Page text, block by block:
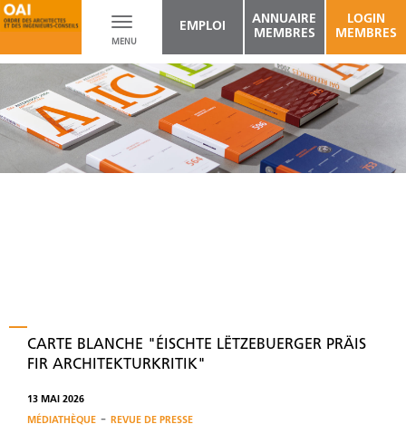
Toggle
navigation
MENU
EMPLOI
ANNUAIRE
MEMBRES
LOGIN
MEMBRES
CARTE BLANCHE "ÉISCHTE LËTZEBUERGER PRÄIS
FIR ARCHITEKTURKRITIK"
13 MAI 2026
MÉDIATHÈQUE - REVUE DE PRESSE